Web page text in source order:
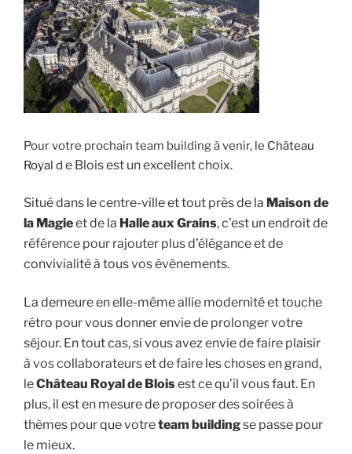
Pour votre prochain team building à venir, le Château
Royal d e Blois est un excellent choix.
Situé dans le centre-ville et tout près de la Maison de
la Magieet de la Halle aux Grains, c’est un endroit de
référence pour rajouter plus d’élégance et de
convivialité à tous vos évènements.
La demeure en elle-même allie modernité et touche
rétro pour vous donner envie de prolonger votre
séjour. En tout cas, si vous avez envie de faire plaisir
à vos collaborateurs et de faire les choses en grand,
leChâteau Royal de Bloisest ce qu’il vous faut. En
plus, il est en mesure de proposer des soirées à
thèmes pour que votreteam buildingse passe pour
le mieux.